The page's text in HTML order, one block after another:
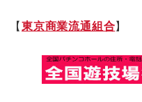
【東京商業流通組合】